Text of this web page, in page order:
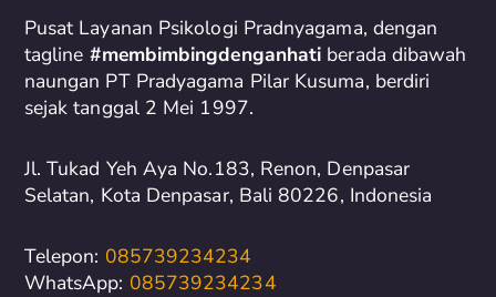
o
r
:
Pusat Layanan Psikologi Pradnyagama, dengan
tagline #membimbingdenganhati berada dibawah
naungan PT Pradyagama Pilar Kusuma, berdiri
sejak tanggal 2 Mei 1997.
Jl. Tukad Yeh Aya No.183, Renon, Denpasar
Selatan, Kota Denpasar, Bali 80226, Indonesia
Telepon: 085739234234
WhatsApp: 085739234234